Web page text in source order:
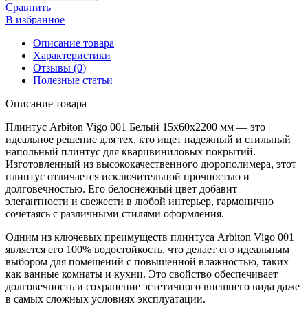
Сравнить
В избранное
Описание товара
Характеристики
Отзывы (0)
Полезные статьи
Описание товара
Плинтус Arbiton Vigo 001 Белый 15x60x2200 мм — это
идеальное решение для тех, кто ищет надежный и стильный
напольный плинтус для кварцвиниловых покрытий.
Изготовленный из высококачественного дюрополимера, этот
плинтус отличается исключительной прочностью и
долговечностью. Его белоснежный цвет добавит
элегантности и свежести в любой интерьер, гармонично
сочетаясь с различными стилями оформления.
Одним из ключевых преимуществ плинтуса Arbiton Vigo 001
является его 100% водостойкость, что делает его идеальным
выбором для помещений с повышенной влажностью, таких
как ванные комнаты и кухни. Это свойство обеспечивает
долговечность и сохранение эстетичного внешнего вида даже
в самых сложных условиях эксплуатации.